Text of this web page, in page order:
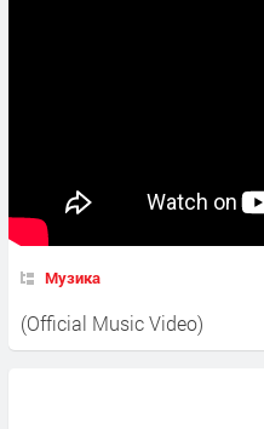
Музика
(Official Music Video)